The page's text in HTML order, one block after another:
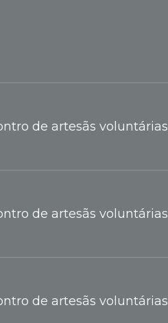
de artesãs voluntárias
de artesãs voluntárias
de artesãs voluntárias